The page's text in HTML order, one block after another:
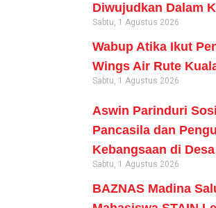
Diwujudkan Dalam
Sabtu, 1 Agustus 2026
Wabup Atika Ikut
Wings Air Rute
Sabtu, 1 Agustus 2026
Aswin Parinduri
Pancasila dan
Kebangsaan di
Sabtu, 1 Agustus 2026
BAZNAS Madina